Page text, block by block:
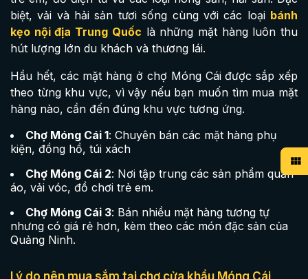
biệt, vải và hải sản tươi sống cùng với các loại bánh
kẹo nội địa Trung Quốc là những mặt hàng luôn thu
hút lượng lớn du khách và thương lái.
Hầu hết, các mặt hàng ở chợ Móng Cái được sắp xếp
theo từng khu vực, vì vậy nếu bạn muốn tìm mua mặt
hàng nào, cần đến đúng khu vực tương ứng.
Chợ Móng Cái 1: Chuyên bán các mặt hàng phụ
kiện, đồng hồ, túi xách
Chợ Móng Cái 2: Nơi tập trung các sản phẩm quần
áo, vải vóc, đồ chơi trẻ em.
Chợ Móng Cái 3: Bán nhiều mặt hàng tương tự
nhưng có giá rẻ hơn, kèm theo các món đặc sản của
Quảng Ninh.
Lý do nên mua sắm tại chợ cửa khẩu Móng Cái